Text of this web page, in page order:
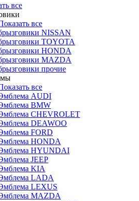
все
все
NISSAN
TOYOTA
HONDA
MAZDA
прочие
все
AUDI
BMW
CHEVROLET
DEAWOO
FORD
HONDA
HYUNDAI
JEEP
KIA
LADA
LEXUS
MAZDA